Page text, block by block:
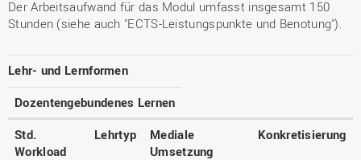
Der Arbeitsaufwand für das Modul umfasst insgesamt 150
Stunden (siehe auch "ECTS-Leistungspunkte und Benotung").
Lehr- und Lernformen
Dozentengebundenes Lernen
Std.
Workload
Lehrtyp
Mediale
Umsetzung
Konkretisierung